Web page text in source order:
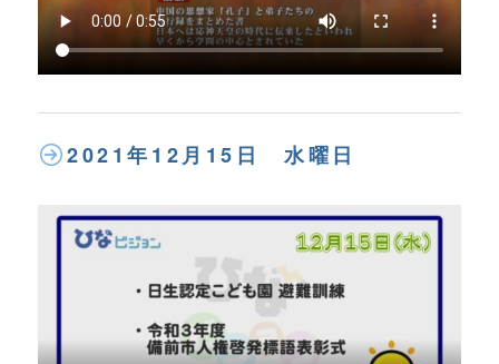
2021年12月15日 水曜日